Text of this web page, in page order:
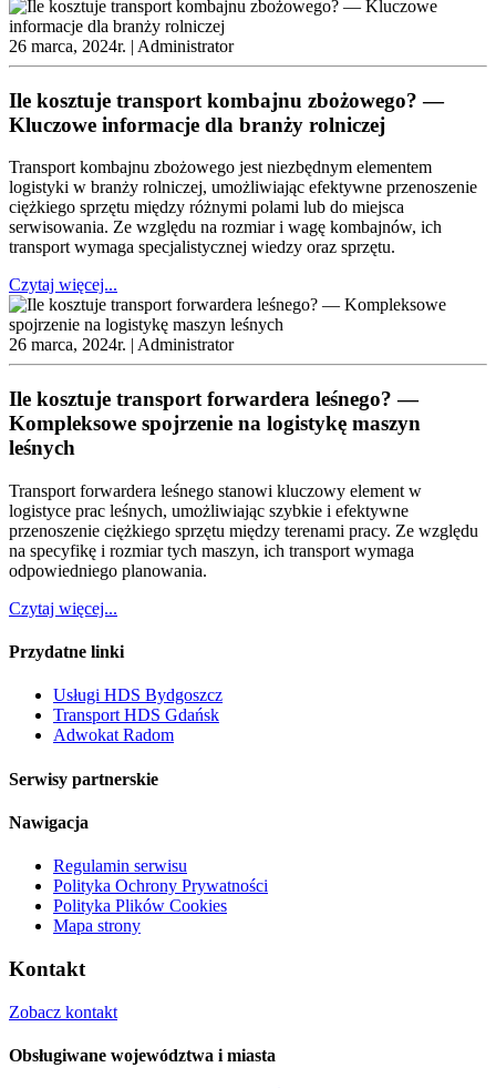
26 marca, 2024r. | Administrator
Ile kosztuje transport kombajnu zbożowego? —
Kluczowe informacje dla branży rolniczej
Transport kombajnu zbożowego jest niezbędnym elementem
logistyki w branży rolniczej, umożliwiając efektywne przenoszenie
ciężkiego sprzętu między różnymi polami lub do miejsca
serwisowania. Ze względu na rozmiar i wagę kombajnów, ich
transport wymaga specjalistycznej wiedzy oraz sprzętu.
Czytaj więcej...
26 marca, 2024r. | Administrator
Ile kosztuje transport forwardera leśnego? —
Kompleksowe spojrzenie na logistykę maszyn
leśnych
Transport forwardera leśnego stanowi kluczowy element w
logistyce prac leśnych, umożliwiając szybkie i efektywne
przenoszenie ciężkiego sprzętu między terenami pracy. Ze względu
na specyfikę i rozmiar tych maszyn, ich transport wymaga
odpowiedniego planowania.
Czytaj więcej...
Przydatne linki
Usługi HDS Bydgoszcz
Transport HDS Gdańsk
Adwokat Radom
Serwisy partnerskie
Nawigacja
Regulamin serwisu
Polityka Ochrony Prywatności
Polityka Plików Cookies
Mapa strony
Kontakt
Zobacz kontakt
Obsługiwane województwa i miasta